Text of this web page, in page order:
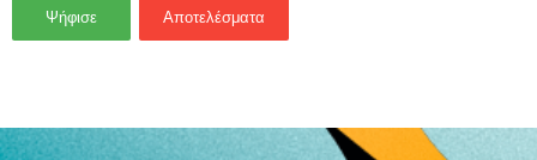
Ψήφισε Αποτελέσματα
- Advertisement -